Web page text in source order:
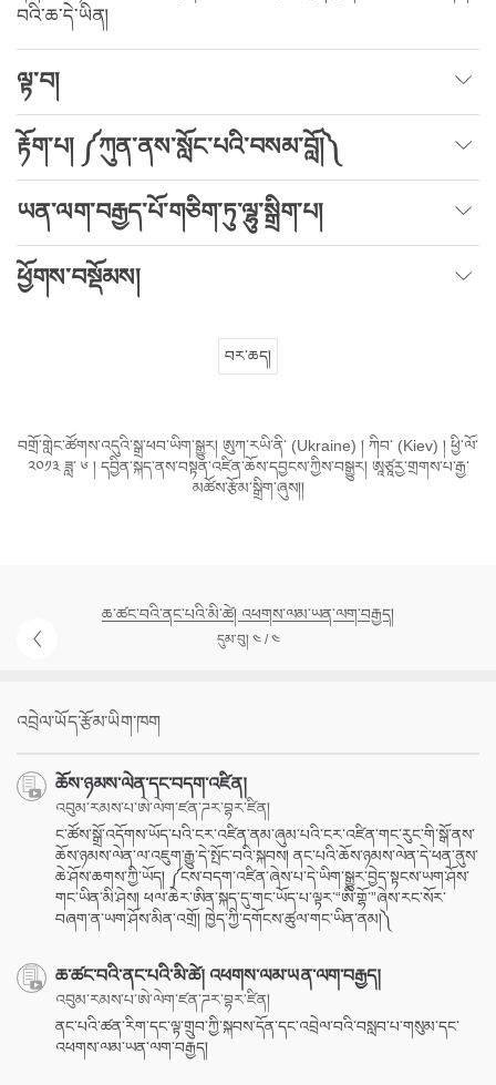
བའི་ཆ་དེ་ཡིན།
ལྟ་བ།
རྟོག་པ། ༼ཀུན་ནས་སློང་པའི་བསམ་བློ།༽
ཡན་ལག་བརྒྱད་པོ་གཅིག་ཏུ་ལྷུ་སྒྲིག་པ།
ཕྱོགས་བསྡོམས།
བར་ཆད།
བགྲོ་གླེང་ཚོགས་འདུའི་སྒྲ་ཕབ་ཡིག་སྒྱུར། ཨུཀ་རཡི་ནི་ (Ukraine) ། ཀིབ་ (Kiev) ། ཕྱི་ལོ་
༢༠༡༣ ཟླ་ ༦ ། དབྱིན་སྐད་ནས་བསྟན་འཛིན་ཆོས་དབྱངས་ཀྱིས་བསྒྱུར། ཨཱཙཱརྱ་གྲགས་པ་རྒྱ་
མཚོས་རྩོམ་སྒྲིག་ཞུས།།
ཆ་ཚང་བའི་ནང་པའི་མི་ཚེ། འཕགས་ལམ་ཡན་ལག་བརྒྱད།
དུམ་བུ། ༤ / ༤
འབྲེལ་ཡོད་རྩོམ་ཡིག་ཁག
ཆོས་ཉམས་ལེན་དང་བདག་འཛིན།
འབུམ་རམས་པ་ཨེ་ལེག་ཛན་ཌར་བྷར་ཛིན།
ང་ཚོས་སྒྲོ་འདོགས་ཡོད་པའི་ངར་འཛིན་ནམ་ཞུམ་པའི་ངར་འཛིན་གང་རུང་གི་སྒོ་ནས་
ཆོས་ཉམས་ལེན་ལ་འཇུག་རྒྱུ་དེ་སྤོང་བའི་སྐབས། ནང་པའི་ཆོས་ཉམས་ལེན་དེ་ཕན་ནུས་
ཆེ་ཤོས་ཆགས་ཀྱི་ཡོད། ༼ངས་བདག་འཛིན་ཞེས་པ་དེ་ཡིག་སྒྱུར་བྱེད་སྟངས་ཡག་ཤོས་
གང་ཡིན་མི་ཤེས། ཕལ་ཆེར་ཨིན་སྐད་དུ་གང་ཡོད་པ་ལྟར་“ཨི་གྷོ་”ཞེས་རང་སོར་
བཞག་ན་ཡག་ཤོས་མིན་འགྲོ། ཁྱེད་ཀྱི་དགོངས་ཚུལ་གང་ཡིན་ནམ།༽
ཆ་ཚང་བའི་ནང་པའི་མི་ཚེ། འཕགས་ལམ་ཡན་ལག་བརྒྱད།
འབུམ་རམས་པ་ཨེ་ལེག་ཛན་ཌར་བྷར་ཛིན།
ནང་པའི་ཚན་རིག་དང་ལྟ་གྲུབ་ཀྱི་སྐབས་དོན་དང་འབྲེལ་བའི་བསླབ་པ་གསུམ་དང་
འཕགས་ལམ་ཡན་ལག་བརྒྱད།